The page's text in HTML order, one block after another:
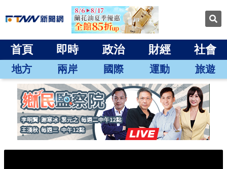
首頁 即時 政治 財經 社會
地方 兩岸 國際 運動 旅遊